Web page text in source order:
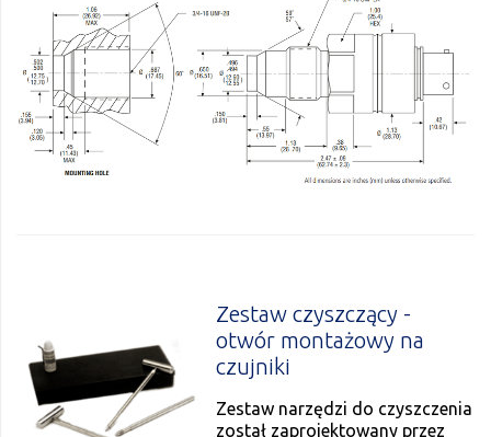
Zestaw czyszczący -
otwór montażowy na
czujniki
Zestaw narzędzi do czyszczenia
został zaprojektowany przez